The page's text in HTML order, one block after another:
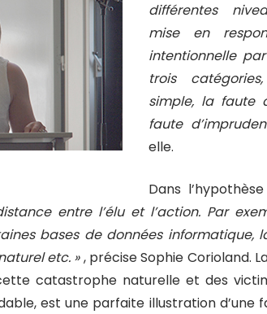
différentes
mise en
intentionnelle
trois
simple, la faute
faute
elle.
Dans
entre l’élu et l’action. Par
bases de données informatique,
etc. », précise Sophie Corioland.
catastrophe naturelle et des
est une parfaite illustration d’une